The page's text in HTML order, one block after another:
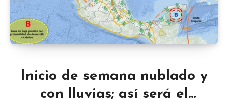
Inicio de semana nublado y
con lluvias; así será el